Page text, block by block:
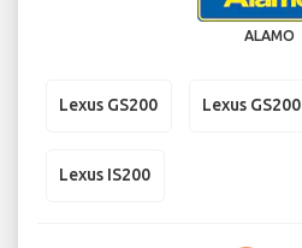
ALAMO
Lexus GS200 Lexus GS200
Lexus IS200